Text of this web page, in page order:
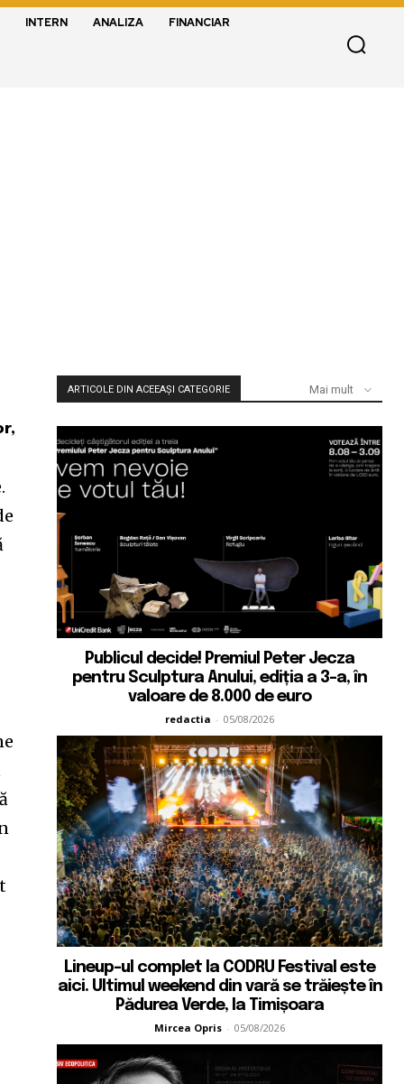
INTERN ANALIZA FINANCIAR
ARTICOLE DIN ACEEAȘI CATEGORIE Mai mult
Publicul decide! Premiul Peter Jecza
pentru Sculptura Anului, ediția a 3-a, în
valoare de 8.000 de euro
redactia - 05/08/2026
Lineup-ul complet la CODRU Festival este
aici. Ultimul weekend din vară se trăiește în
Pădurea Verde, la Timișoara
Mircea Opris - 05/08/2026